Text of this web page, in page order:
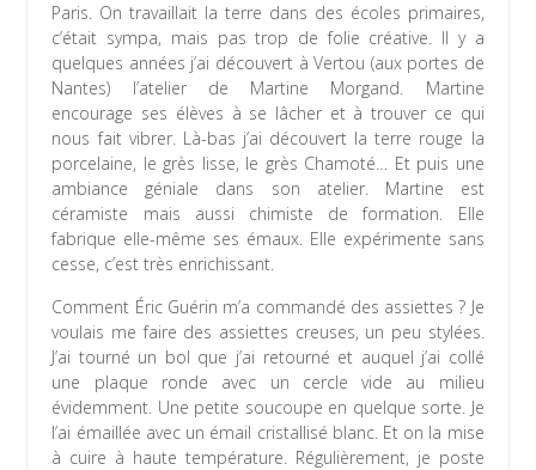
Paris. On travaillait la terre dans des écoles primaires,
c’était sympa, mais pas trop de folie créative. Il y a
quelques années j’ai découvert à Vertou (aux portes de
Nantes) l’atelier de Martine Morgand. Martine
encourage ses élèves à se lâcher et à trouver ce qui
nous fait vibrer. Là-bas j’ai découvert la terre rouge la
porcelaine, le grès lisse, le grès Chamoté… Et puis une
ambiance géniale dans son atelier. Martine est
céramiste mais aussi chimiste de formation. Elle
fabrique elle-même ses émaux. Elle expérimente sans
cesse, c’est très enrichissant.
Comment Éric Guérin m’a commandé des assiettes ? Je
voulais me faire des assiettes creuses, un peu stylées.
J’ai tourné un bol que j’ai retourné et auquel j’ai collé
une plaque ronde avec un cercle vide au milieu
évidemment. Une petite soucoupe en quelque sorte. Je
l’ai émaillée avec un émail cristallisé blanc. Et on la mise
à cuire à haute température. Régulièrement, je poste